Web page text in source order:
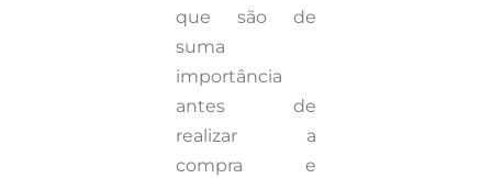
que são de
suma
importância
antes de
realizar a
compra e